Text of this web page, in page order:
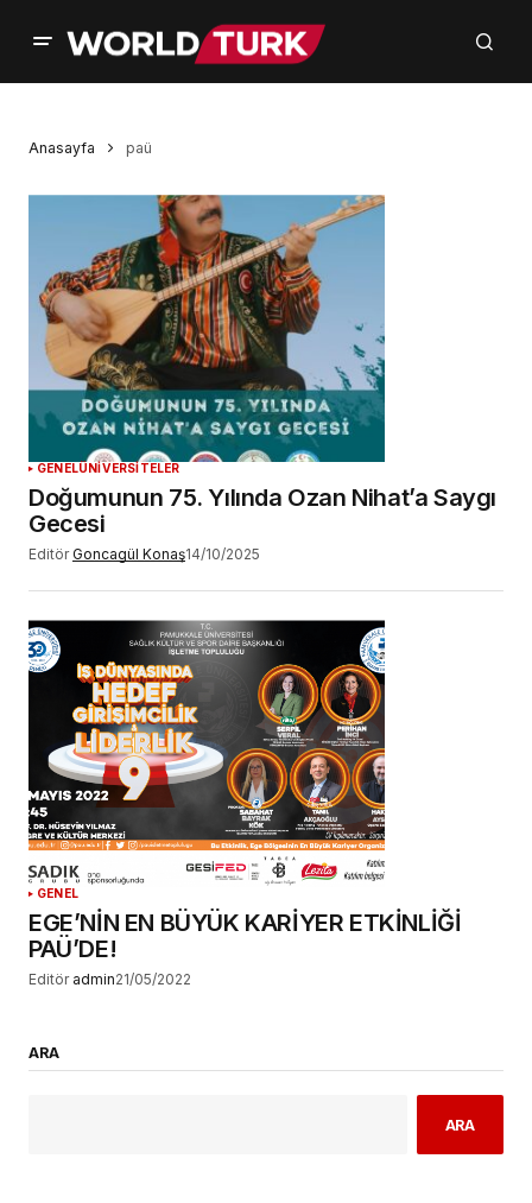
Anasayfa paü
GENELÜNİVERSİTELER
Doğumunun 75. Yılında Ozan Nihat’a Saygı
Gecesi
Editör Goncagül Konaş14/10/2025
GENEL
EGE’NİN EN BÜYÜK KARİYER ETKİNLİĞİ
PAÜ’DE!
Editör admin21/05/2022
ARA
ARA